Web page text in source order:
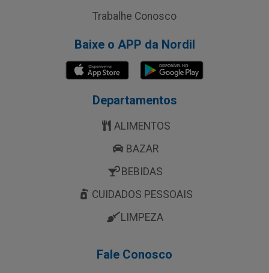
Trabalhe Conosco
Baixe o APP da Nordil
Departamentos
ALIMENTOS
BAZAR
BEBIDAS
CUIDADOS PESSOAIS
LIMPEZA
Fale Conosco